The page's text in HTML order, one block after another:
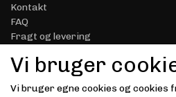
Kontakt
FAQ
Fragt og levering
Handelsbetingelser
Datasikkerhed & Privatliv
Gavekort
Vi bruger
Vi bruger egne cookies og